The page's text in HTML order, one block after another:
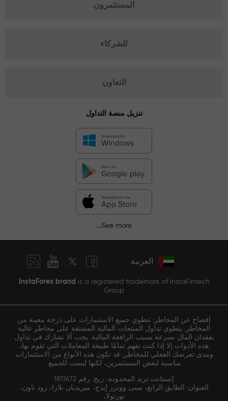
المستثمرون
للشركاء
التعاون
تنزيل منصة التداول
See more...
العربية
InstaForex brand is a registered trademark of InstaFintech
Group
إفصاح عن المخاطر: تنطوي جميع الاستثمارات على درجة معينة من
المخاطر. ينطوي تداول المنتجات المالية المشتقة على مخاطر عالية
بفقدان المال بسرعة بسبب الرافعة المالية. يجب ألا تشارك في تداول
هذه الأدوات إلا إذا كنت تفهم تمامًا طبيعة المعاملات التي تقوم بها،
ومدى تعرضك الفعلي للمخاطر. قد تكون هذه الأنواع من الاستثمارات
مناسبة لبعض المستثمرين، لكنها ليست للجميع.
إنستانت تريد المحدودة، ريج. رقم 1811672
العنوان: الطابق الرابع، مبنى ووترز إيدج، ميريديان بلازا، رود تاون،
تورتولا،